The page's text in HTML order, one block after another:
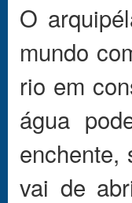
O
mundo
rio em
água
vai de